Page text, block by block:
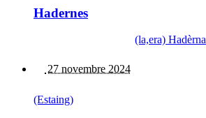
Hadernes
(la,era) Hadèrna
27 novembre 2024
(Estaing)